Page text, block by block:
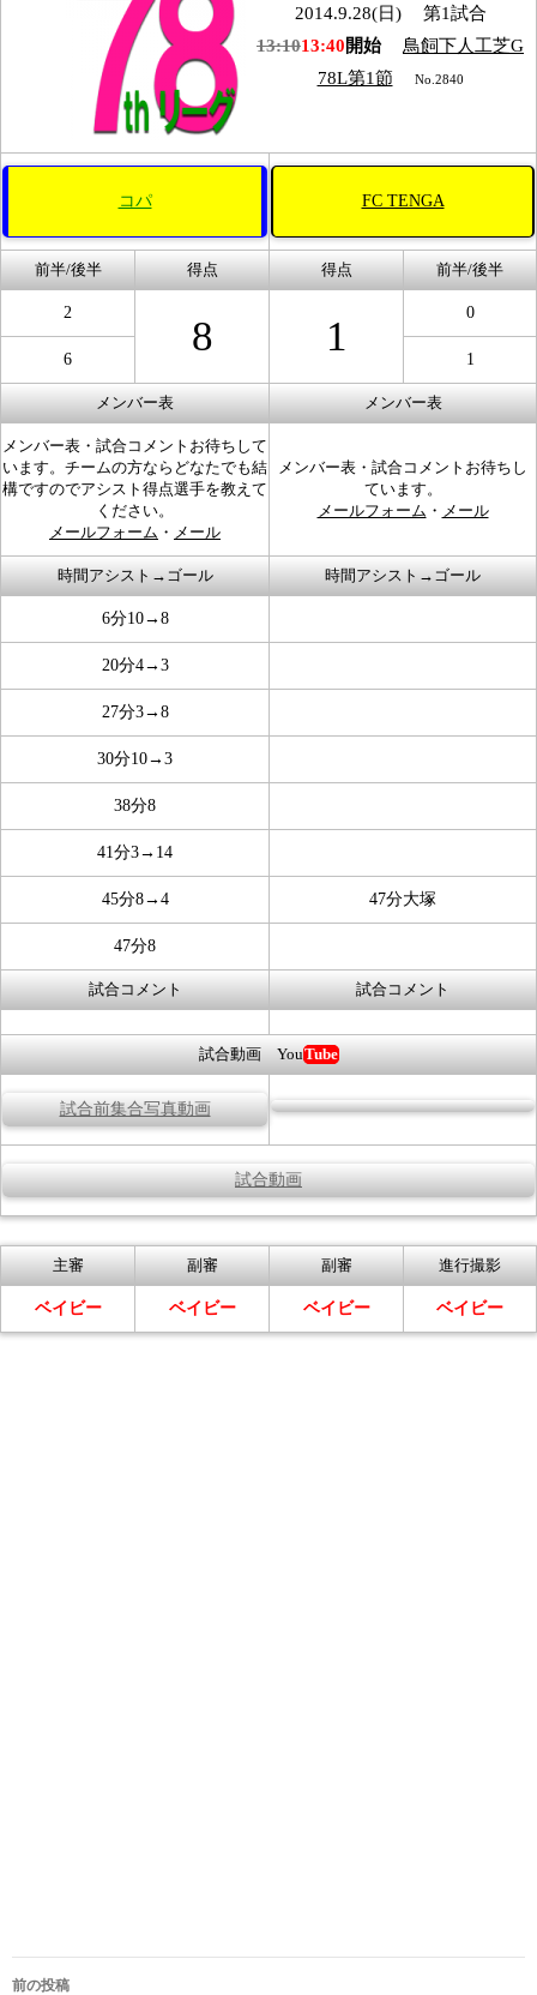
2014.9.28(日)
第1試合
13:1013:40開始
鳥飼下人工芝G
78L第1節
No.2840
コパ FC TENGA
前半/後半 得点 得点 前半/後半
2
8 1
0
6 1
メンバー表 メンバー表
メンバー表・試合コメントお待ちして
います。チームの方ならどなたでも結
構ですのでアシスト得点選手を教えて
ください。
メールフォーム ・ メール
メンバー表・試合コメントお待ちし
ています。
メールフォーム ・ メール
時間アシスト→ゴール 時間アシスト→ゴール
6分10→8
20分4→3
27分3→8
30分10→3
38分8
41分3→14
45分8→4 47分大塚
47分8
試合コメント 試合コメント
試合動画 YouTube
試合前集合写真動画
試合動画
主審 副審 副審 進行撮影
ベイビー ベイビー ベイビー ベイビー
投
前の投稿